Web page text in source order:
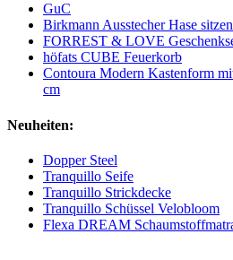
GuC
Birkmann Ausstecher Hase
FORREST & LOVE
höfats CUBE Feuerkorb
Contoura Modern Kastenform
cm
Neuheiten:
Dopper Steel
Tranquillo Seife
Tranquillo Strickdecke
Tranquillo Schüssel Velobloom
Flexa DREAM